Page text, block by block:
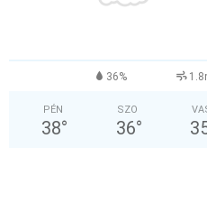
36%
PÉN
38°
SZO
36°